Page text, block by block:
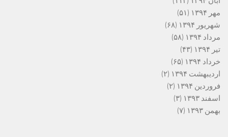
مهر ۱۳۹۴
(۵۱)
شهریور ۱۳۹۴
(۶۸)
مرداد ۱۳۹۴
(۵۸)
تیر ۱۳۹۴
(۴۳)
خرداد ۱۳۹۴
(۶۵)
اردیبهشت ۱۳۹۴
(۲)
فروردین ۱۳۹۴
(۲)
اسفند ۱۳۹۳
(۳)
بهمن ۱۳۹۳
(۷)